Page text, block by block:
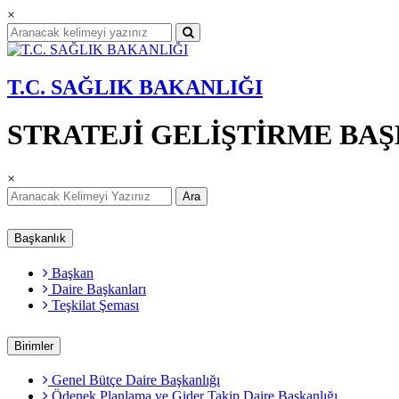
×
T.C. SAĞLIK BAKANLIĞI
STRATEJİ GELİŞTİRME
×
Ara
Başkanlık
Başkan
Daire Başkanları
Teşkilat Şeması
Birimler
Genel Bütçe Daire Başkanlığı